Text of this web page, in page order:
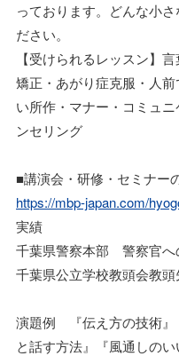
っております。どんな小
ださい。
【受けられるレッスン】
矯正・あがり症克服・人
い所作・マナー・コミュ
ンセリング
■講演会・研修・セミナー
https://mbp-japan.com/
実績
千葉県警察本部 警察官
千葉県公立学校教頭会教
演題例 『伝え方の技術』
と話す方法』『風通しの